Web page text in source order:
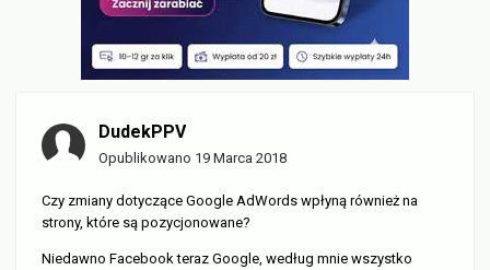
DudekPPV
Opublikowano 19 Marca 2018
Czy zmiany dotyczące Google AdWords wpłyną również na
strony, które są pozycjonowane?
Niedawno Facebook teraz Google, według mnie wszystko